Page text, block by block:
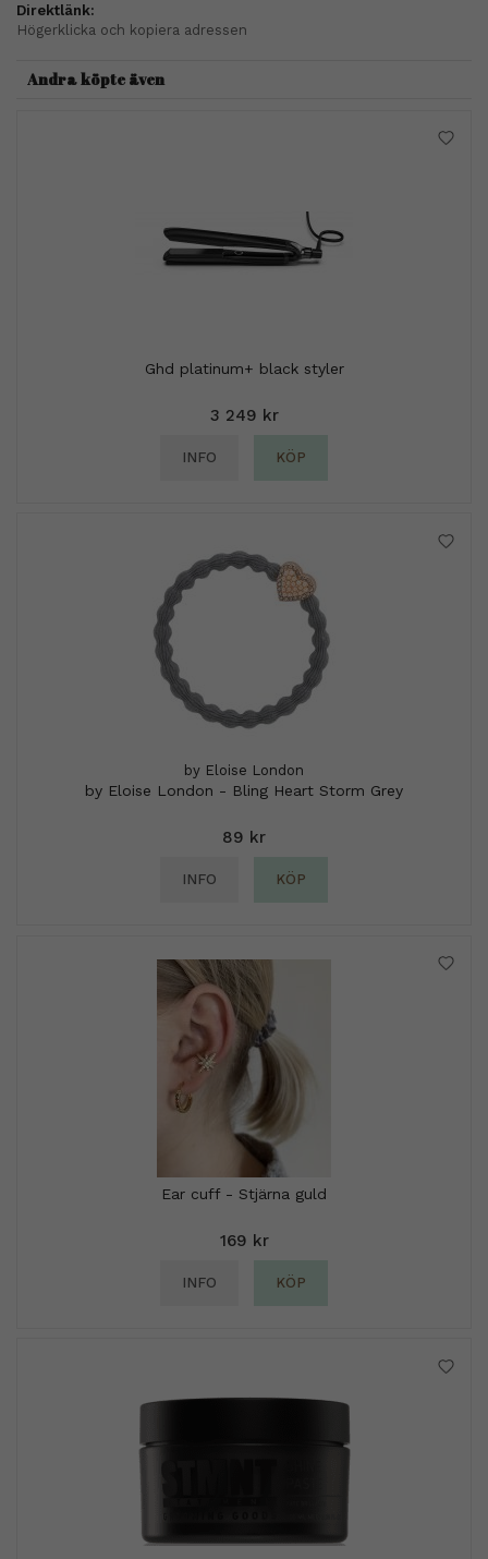
Direktlänk:
Högerklicka och kopiera adressen
Andra köpte även
Ghd platinum+ black styler
3 249 kr
INFO KÖP
by Eloise London
by Eloise London - Bling Heart Storm Grey
89 kr
INFO KÖP
Ear cuff - Stjärna guld
169 kr
INFO KÖP